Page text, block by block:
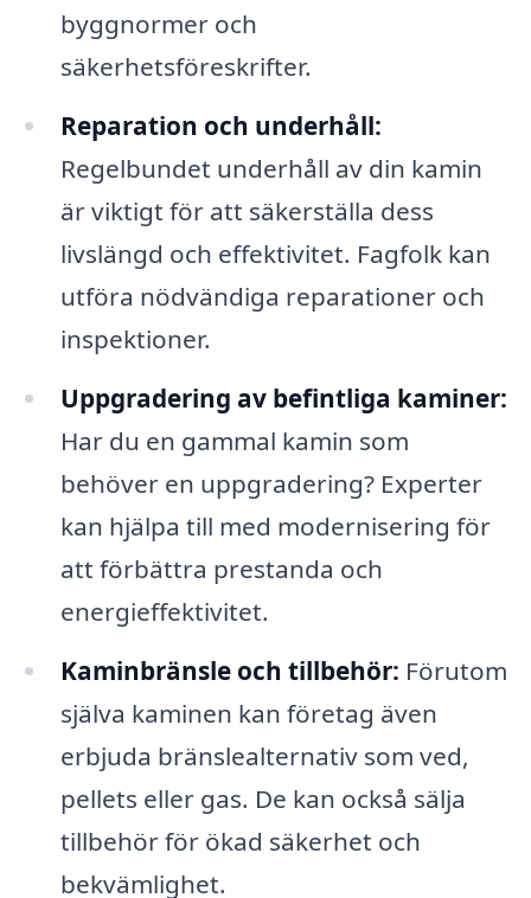
byggnormer och
säkerhetsföreskrifter.
Reparation och underhåll:
Regelbundet underhåll av din kamin
är viktigt för att säkerställa dess
livslängd och effektivitet. Fagfolk kan
utföra nödvändiga reparationer och
inspektioner.
Uppgradering av befintliga kaminer:
Har du en gammal kamin som
behöver en uppgradering? Experter
kan hjälpa till med modernisering för
att förbättra prestanda och
energieffektivitet.
Kaminbränsle och tillbehör: Förutom
själva kaminen kan företag även
erbjuda bränslealternativ som ved,
pellets eller gas. De kan också sälja
tillbehör för ökad säkerhet och
bekvämlighet.